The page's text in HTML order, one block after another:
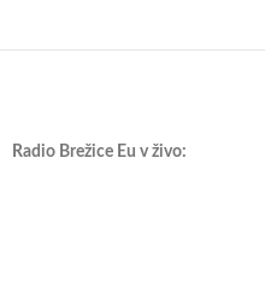
Radio Brežice Eu v živo: